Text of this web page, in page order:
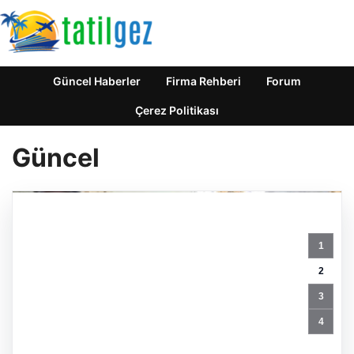
Güncel Haberler Firma Rehberi Forum
Çerez Politikası
Güncel
1
2
3
4